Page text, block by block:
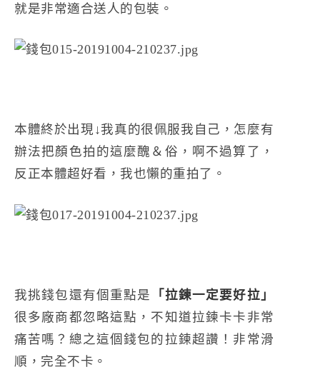
就是非常適合送人的包裝。
本體終於出現↓我真的很佩服我自己，怎麼有
辦法把顏色拍的這麼醜＆俗，啊不過算了，
反正本體超好看，我也懶的重拍了。
我挑錢包還有個重點是
「拉鍊一定要好拉」
很多廠商都忽略這點，不知道拉鍊卡卡非常
痛苦嗎？總之這個錢包的拉鍊超讚！非常滑
順，完全不卡。